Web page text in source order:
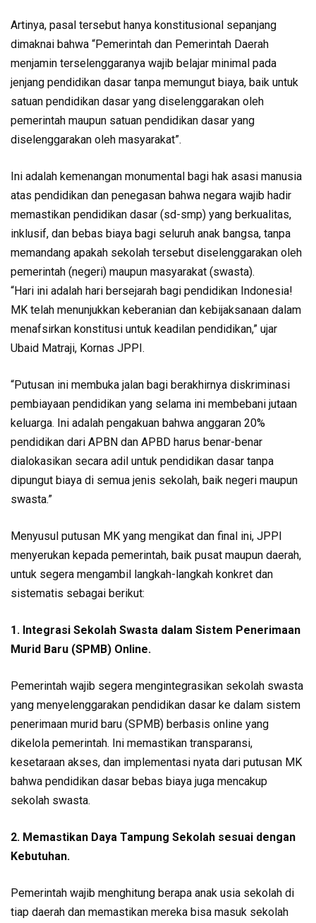
Artinya, pasal tersebut hanya konstitusional sepanjang
dimaknai bahwa “Pemerintah dan Pemerintah Daerah
menjamin terselenggaranya wajib belajar minimal pada
jenjang pendidikan dasar tanpa memungut biaya, baik untuk
satuan pendidikan dasar yang diselenggarakan oleh
pemerintah maupun satuan pendidikan dasar yang
diselenggarakan oleh masyarakat”.
Ini adalah kemenangan monumental bagi hak asasi manusia
atas pendidikan dan penegasan bahwa negara wajib hadir
memastikan pendidikan dasar (sd-smp) yang berkualitas,
inklusif, dan bebas biaya bagi seluruh anak bangsa, tanpa
memandang apakah sekolah tersebut diselenggarakan oleh
pemerintah (negeri) maupun masyarakat (swasta).
“Hari ini adalah hari bersejarah bagi pendidikan Indonesia!
MK telah menunjukkan keberanian dan kebijaksanaan dalam
menafsirkan konstitusi untuk keadilan pendidikan,” ujar
Ubaid Matraji, Kornas JPPI.
“Putusan ini membuka jalan bagi berakhirnya diskriminasi
pembiayaan pendidikan yang selama ini membebani jutaan
keluarga. Ini adalah pengakuan bahwa anggaran 20%
pendidikan dari APBN dan APBD harus benar-benar
dialokasikan secara adil untuk pendidikan dasar tanpa
dipungut biaya di semua jenis sekolah, baik negeri maupun
swasta.”
Menyusul putusan MK yang mengikat dan final ini, JPPI
menyerukan kepada pemerintah, baik pusat maupun daerah,
untuk segera mengambil langkah-langkah konkret dan
sistematis sebagai berikut:
1. Integrasi Sekolah Swasta dalam Sistem Penerimaan
Murid Baru (SPMB) Online.
Pemerintah wajib segera mengintegrasikan sekolah swasta
yang menyelenggarakan pendidikan dasar ke dalam sistem
penerimaan murid baru (SPMB) berbasis online yang
dikelola pemerintah. Ini memastikan transparansi,
kesetaraan akses, dan implementasi nyata dari putusan MK
bahwa pendidikan dasar bebas biaya juga mencakup
sekolah swasta.
2. Memastikan Daya Tampung Sekolah sesuai dengan
Kebutuhan.
Pemerintah wajib menghitung berapa anak usia sekolah di
tiap daerah dan memastikan mereka bisa masuk sekolah